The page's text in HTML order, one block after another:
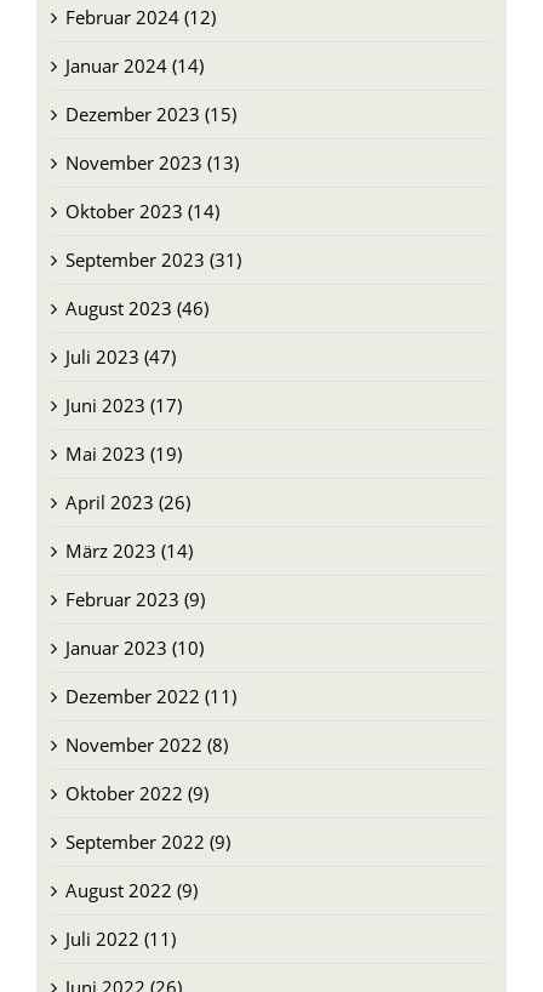
Januar 2024 (14)
Dezember 2023 (15)
November 2023 (13)
Oktober 2023 (14)
September 2023 (31)
August 2023 (46)
Juli 2023 (47)
Juni 2023 (17)
Mai 2023 (19)
April 2023 (26)
März 2023 (14)
Februar 2023 (9)
Januar 2023 (10)
Dezember 2022 (11)
November 2022 (8)
Oktober 2022 (9)
September 2022 (9)
August 2022 (9)
Juli 2022 (11)
Juni 2022 (26)
Mai 2022 (13)